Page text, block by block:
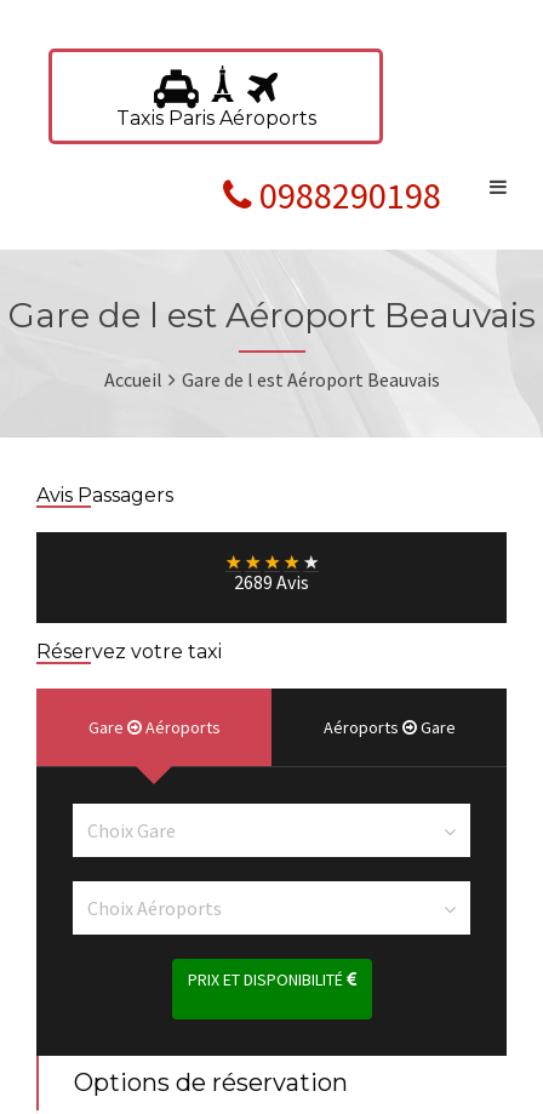
Taxis Paris Aéroports
0988290198
Gare de l est Aéroport Beauvais
Accueil Gare de l est Aéroport Beauvais
Avis Passagers
★ ★ ★ ★ ★
2689 Avis
Réservez votre taxi
Gare Aéroports Aéroports Gare
PRIX ET DISPONIBILITÉ
Options de réservation